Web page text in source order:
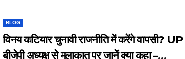
BLOG
विनय कटियार चुनावी राजनीति में करेंगे वापसी? UP
बीजेपी अध्यक्ष से मुलाकात पर जानें क्या कहा –